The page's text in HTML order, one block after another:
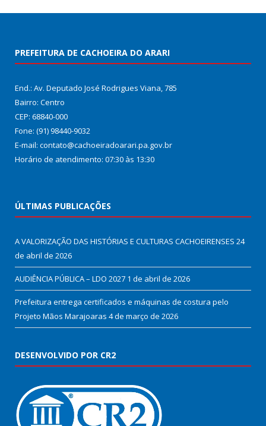
PREFEITURA DE CACHOEIRA DO ARARI
End.: Av. Deputado José Rodrigues Viana, 785
Bairro: Centro
CEP: 68840-000
Fone: (91) 98440-9032
E-mail: contato@cachoeiradoarari.pa.gov.br
Horário de atendimento: 07:30 às 13:30
ÚLTIMAS PUBLICAÇÕES
A VALORIZAÇÃO DAS HISTÓRIAS E CULTURAS CACHOEIRENSES 24
de abril de 2026
AUDIÊNCIA PÚBLICA – LDO 2027 1 de abril de 2026
Prefeitura entrega certificados e máquinas de costura pelo
Projeto Mãos Marajoaras 4 de março de 2026
DESENVOLVIDO POR CR2